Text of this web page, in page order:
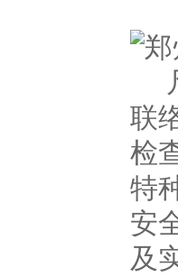
联
检
特
安
及